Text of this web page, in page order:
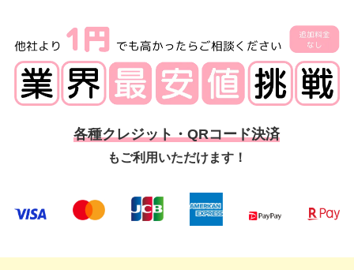
各種クレジット・QRコード決済
もご利用いただけます！